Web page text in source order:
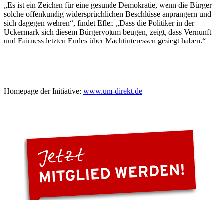
„Es ist ein Zeichen für eine gesunde Demokratie, wenn die Bürger
solche offenkundig widersprüchlichen Beschlüsse anprangern und
sich dagegen wehren“, findet Efler. „Dass die Politiker in der
Uckermark sich diesem Bürgervotum beugen, zeigt, dass Vernunft
und Fairness letzten Endes über Machtinteressen gesiegt haben.“
Homepage der Initiative: www.um-direkt.de